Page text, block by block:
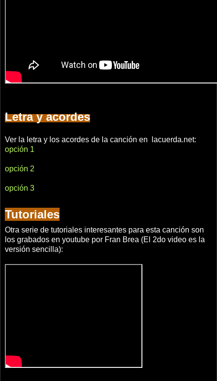
Letra y acordes
Ver la letra y los acordes de la canción en lacuerda.net:
opción 1
opción 2
opción 3
Tutoriales
Otra serie de tutoriales interesantes para esta canción son
los grabados en youtube por Fran Brea (El 2do video es la
versión sencilla):